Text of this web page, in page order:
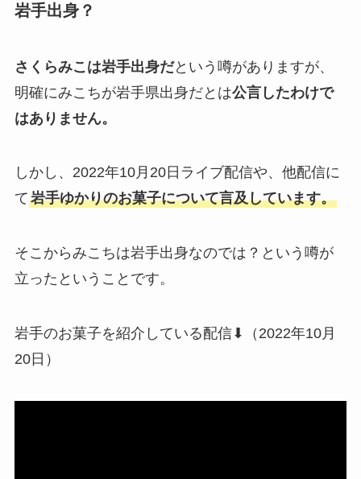
岩手出身？
さくらみこは岩手出身だという噂がありますが、
明確にみこちが岩手県出身だとは公言したわけで
はありません。
しかし、2022年10月20日ライブ配信や、他配信に
て岩手ゆかりのお菓子について言及しています。
そこからみこちは岩手出身なのでは？という噂が
立ったということです。
岩手のお菓子を紹介している配信⬇︎（2022年10月
20日）